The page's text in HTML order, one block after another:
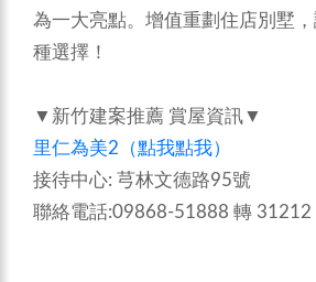
為一大亮點。增值重劃住店別墅
種選擇！
▼新竹建案推薦 賞屋資訊▼
里仁為美2（點我點我）
接待中心: 芎林文德路95號
聯絡電話:09868-51888 轉 31212